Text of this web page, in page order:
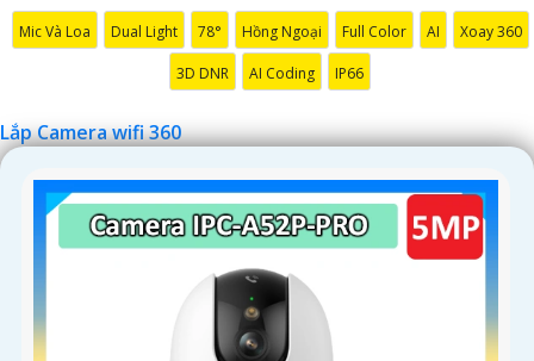
'
Mic Và Loa Dual Light 78° Hồng Ngoại Full Color AI Xoay 360
3D DNR AI Coding IP66
Lắp Camera wifi 360